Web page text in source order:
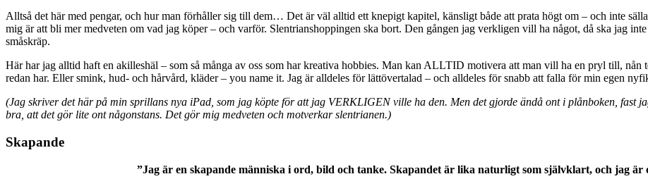
Alltså det här med pengar, och hur man förhåller sig till dem… Det är väl alltid ett knepigt kapitel, känsligt både att prata högt om – och inte
mig är att bli mer medveten om vad jag köper – och varför. Slentrianshoppingen ska bort. Den gången jag verkligen vill ha något, då ska jag
småskräp.
Här har jag alltid haft en akilleshäl – som så många av oss som har kreativa hobbies. Man kan ALLTID motivera att man vill ha en pryl till, nån
redan har. Eller smink, hud- och hårvård, kläder – you name it. Jag är alldeles för lättövertalad – och alldeles för snabb att falla för min egen
(Jag skriver det här på min sprillans nya iPad, som jag köpte för att jag VERKLIGEN ville ha den. Men det gjorde ändå ont i plånboken, fast
bra, att det gör lite ont någonstans. Det gör mig medveten och motverkar slentrianen.)
Skapande
”Jag är en skapande människa i ord, bild och tanke. Skapandet är lika naturligt som självklart, och jag